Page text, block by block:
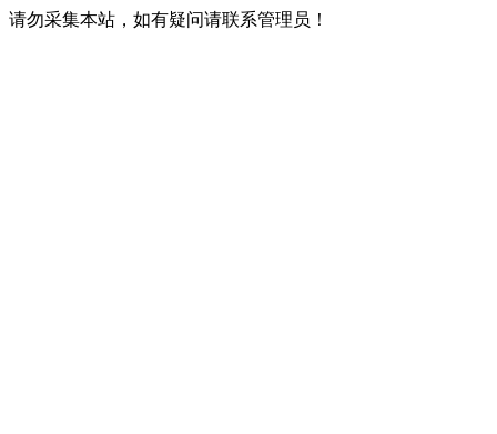
请勿采集本站，如有疑问请联系管理员！